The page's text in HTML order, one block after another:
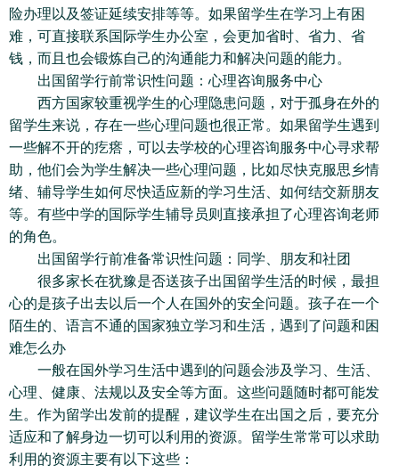
险办理以及签证延续安排等等。如果留学生在学习上有困
难，可直接联系国际学生办公室，会更加省时、省力、省
钱，而且也会锻炼自己的沟通能力和解决问题的能力。
出国留学行前常识性问题：心理咨询服务中心
西方国家较重视学生的心理隐患问题，对于孤身在外的
留学生来说，存在一些心理问题也很正常。如果留学生遇到
一些解不开的疙瘩，可以去学校的心理咨询服务中心寻求帮
助，他们会为学生解决一些心理问题，比如尽快克服思乡情
绪、辅导学生如何尽快适应新的学习生活、如何结交新朋友
等。有些中学的国际学生辅导员则直接承担了心理咨询老师
的角色。
出国留学行前准备常识性问题：同学、朋友和社团
很多家长在犹豫是否送孩子出国留学生活的时候，最担
心的是孩子出去以后一个人在国外的安全问题。孩子在一个
陌生的、语言不通的国家独立学习和生活，遇到了问题和困
难怎么办
一般在国外学习生活中遇到的问题会涉及学习、生活、
心理、健康、法规以及安全等方面。这些问题随时都可能发
生。作为留学出发前的提醒，建议学生在出国之后，要充分
适应和了解身边一切可以利用的资源。留学生常常可以求助
利用的资源主要有以下这些：